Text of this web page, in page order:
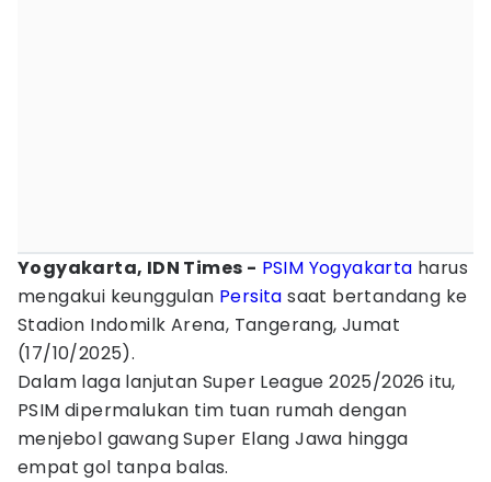
Yogyakarta, IDN Times - PSIM Yogyakarta harus
mengakui keunggulan Persita saat bertandang ke
Stadion Indomilk Arena, Tangerang, Jumat
(17/10/2025).
Dalam laga lanjutan Super League 2025/2026 itu,
PSIM dipermalukan tim tuan rumah dengan
menjebol gawang Super Elang Jawa hingga
empat gol tanpa balas.